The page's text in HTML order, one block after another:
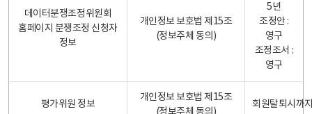
데이터분쟁조정위원회
홈페이지 분쟁조정 신청자
정보
개인정보 보호법 제15조
(정보주체 동의)
5년
조정안 :
영구
조정조서 :
영구
평가위원 정보
개인정보 보호법 제15조
(정보주체 동의)
회원탈퇴시까